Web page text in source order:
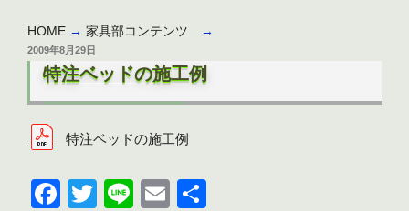
c
e
b
o
o
tt
er
e
ail
HOME → 家具部コンテンツ →
投
2009年8月29日
特注ベッドの施工例
特注ベッドの施工例
F
T
Li
E